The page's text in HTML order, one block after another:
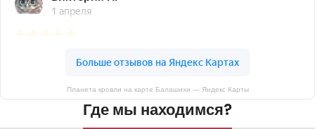
Планета кровли на карте Балашихи — Яндекс Карты
Где мы находимся?